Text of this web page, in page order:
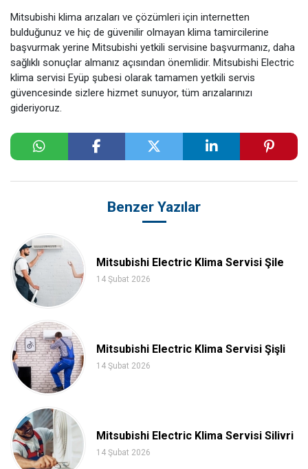
Mitsubishi klima arızaları ve çözümleri için internetten
bulduğunuz ve hiç de güvenilir olmayan klima tamircilerine
başvurmak yerine Mitsubishi yetkili servisine başvurmanız, daha
sağlıklı sonuçlar almanız açısından önemlidir. Mitsubishi Electric
klima servisi Eyüp şubesi olarak tamamen yetkili servis
güvencesinde sizlere hizmet sunuyor, tüm arızalarınızı
gideriyoruz.
Benzer Yazılar
Mitsubishi Electric Klima Servisi Şile
14 Şubat 2026
Mitsubishi Electric Klima Servisi Şişli
14 Şubat 2026
Mitsubishi Electric Klima Servisi Silivri
14 Şubat 2026